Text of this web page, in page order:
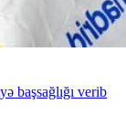
başsağlığı verib